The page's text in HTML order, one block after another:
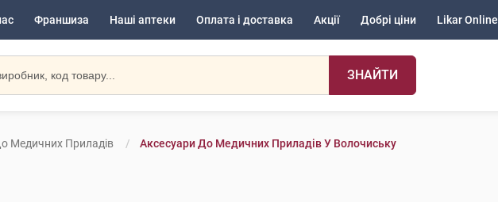
Франшиза Наші аптеки Оплата і доставка Акції Добрі ціни Likar Online
ЗНАЙТИ
Медичних Приладів Аксесуари До Медичних Приладів У Волочиську